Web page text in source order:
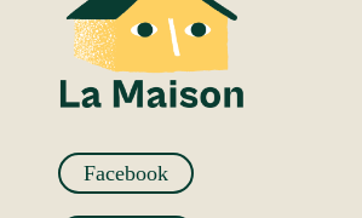
Facebook